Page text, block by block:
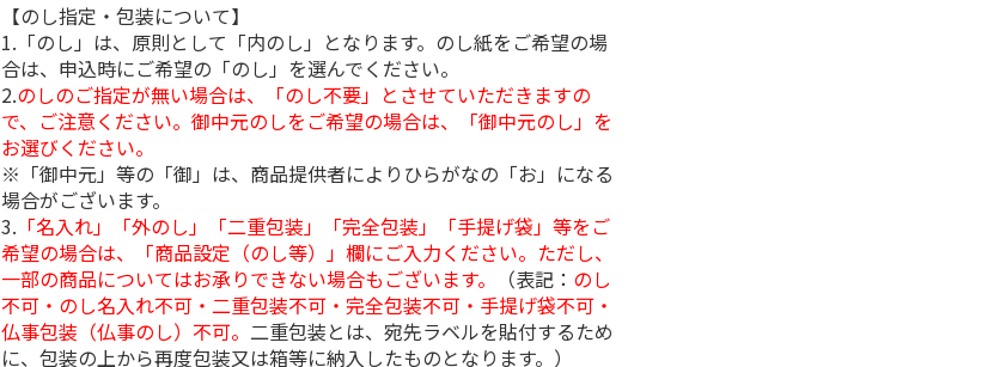
【のし指定・包装について】
1.「のし」は、原則として「内のし」となります。のし紙をご希望の場
合は、申込時にご希望の「のし」を選んでください。
2.のしのご指定が無い場合は、「のし不要」とさせていただきますの
で、ご注意ください。御中元のしをご希望の場合は、「御中元のし」を
お選びください。
※「御中元」等の「御」は、商品提供者によりひらがなの「お」になる
場合がございます。
3. 「名入れ」「外のし」「二重包装」「完全包装」「手提げ袋」等をご
希望の場合は、「商品設定（のし等）」欄にご入力ください。ただし、
一部の商品についてはお承りできない場合もございます。
（表記： のし
不可・のし名入れ不可・二重包装不可・完全包装不可・手提げ袋不可・
仏事包装（仏事のし）不可。 二重包装とは、宛先ラベルを貼付するため
に、包装の上から再度包装又は箱等に納入したものとなります。）